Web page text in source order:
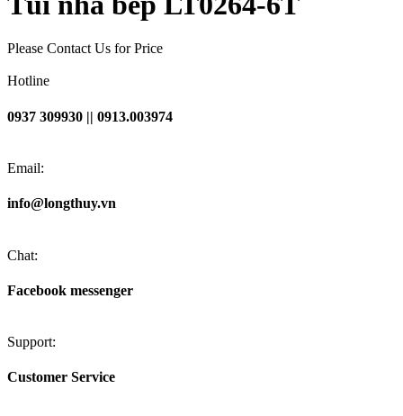
Please Contact Us for Price
Hotline
0937 309930 || 0913.003974
Email:
info@longthuy.vn
Chat:
Facebook messenger
Support:
Customer Service